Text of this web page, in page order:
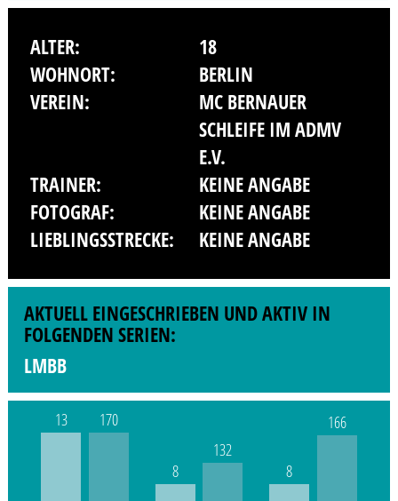
ALTER:
18
WOHNORT:
BERLIN
VEREIN:
MC BERNAUER
SCHLEIFE IM ADMV
E.V.
TRAINER:
KEINE ANGABE
FOTOGRAF:
KEINE ANGABE
LIEBLINGSSTRECKE:
KEINE ANGABE
AKTUELL EINGESCHRIEBEN UND AKTIV IN
FOLGENDEN SERIEN:
LMBB
13 170
8
132
8
166